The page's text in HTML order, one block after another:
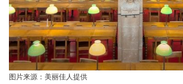
图片来源：美丽佳人提供